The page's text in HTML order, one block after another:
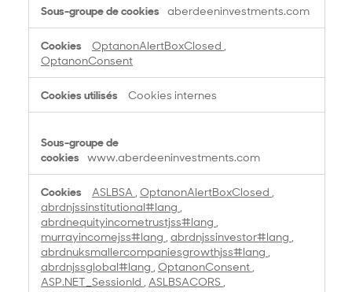
aberdeeninvestments.com
OptanonAlertBoxClosed ,
OptanonConsent
Cookies internes
www.aberdeeninvestments.com
ASLBSA , OptanonAlertBoxClosed ,
abrdnjssinstitutional#lang ,
abrdnequityincometrustjss#lang ,
murrayincomejss#lang , abrdnjssinvestor#lang ,
abrdnuksmallercompaniesgrowthjss#lang ,
abrdnjssglobal#lang , OptanonConsent ,
ASP.NET_SessionId , ASLBSACORS ,